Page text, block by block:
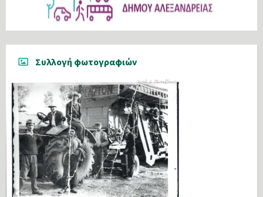
Συλλογή φωτογραφιών